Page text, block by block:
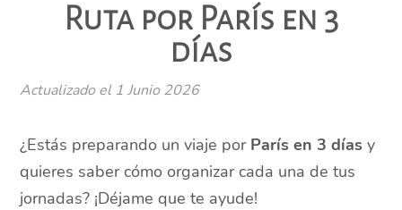
Ruta por París en 3
días
Actualizado el 1 Junio 2026
¿Estás preparando un viaje por París en 3 días y
quieres saber cómo organizar cada una de tus
jornadas? ¡Déjame que te ayude!